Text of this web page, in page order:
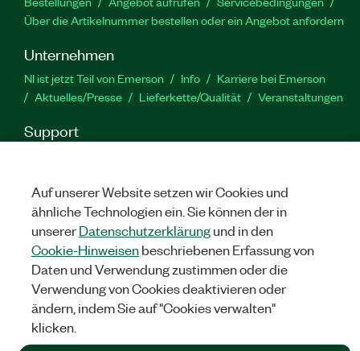
Über die Artikelnummer bestellen oder ein Angebot anfordern
Unternehmen
NI ist jetzt Teil von Emerson Info
Karriere bei Emerson
Aktuelles/Presse
Lieferkette/Qualität Veranstaltungen
Support
zur Website
YouTube
Twitter
RECHTLICHE HINWEISE
verwalten
©NATIONAL INSTRUMENTS CORP. ALLE RECHTE VORBEHALTEN.
Auf unserer Website setzen wir Cookies und
ähnliche Technologien ein. Sie können der in
unsererDatenschutzerklärungund in den
Cookie-Hinweisenbeschriebenen Erfassung von
Daten und Verwendung zustimmen oder die
Verwendung von Cookies deaktivieren oder
ändern, indem Sie auf "Cookies verwalten"
klicken.